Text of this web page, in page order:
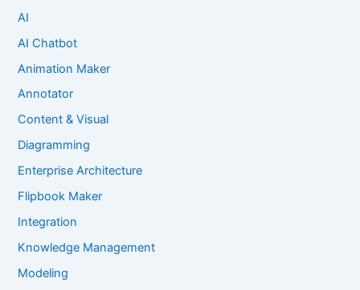
AI
AI Chatbot
Animation Maker
Annotator
Content & Visual
Diagramming
Enterprise Architecture
Flipbook Maker
Integration
Knowledge Management
Modeling